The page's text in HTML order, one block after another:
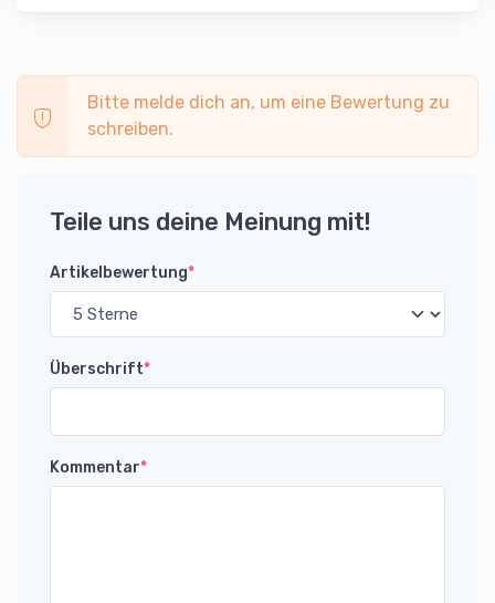
Bitte melde dich an, um eine Bewertung zu
schreiben.
Teile uns deine Meinung mit!
Artikelbewertung*
Überschrift*
Kommentar*